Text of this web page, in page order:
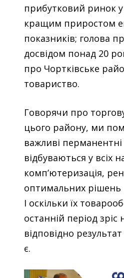
прибутковий ринок у
кращим приростом
показників; голова
досвідом понад 20
про Чортківське
товариство.
Говорячи про
цього району, ми
важливі
відбуваються у всіх
комп’ютеризація,
оптимальних рішень
І оскільки їх
останній період зріс
відповідно
є.